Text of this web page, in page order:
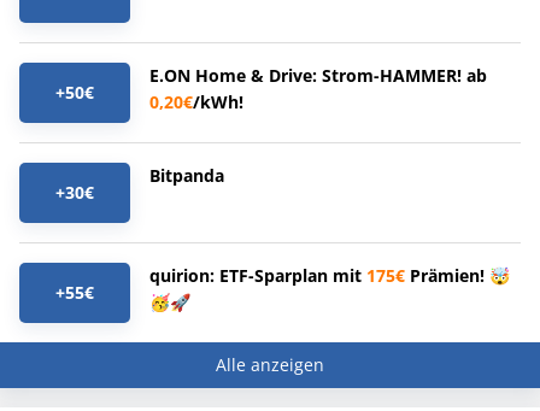
+50€
E.ON Home & Drive: Strom-HAMMER! ab
0,20€/kWh!
+30€
Bitpanda
+55€
quirion: ETF-Sparplan mit 175€ Prämien! 🤯
🥳🚀
Alle anzeigen